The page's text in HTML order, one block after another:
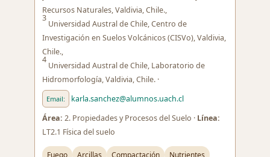
Recursos Naturales, Valdivia, Chile.,
3
Universidad Austral de Chile, Centro de
Investigación en Suelos Volcánicos (CISVo), Valdivia,
Chile.,
4
Universidad Austral de Chile, Laboratorio de
Hidromorfología, Valdivia, Chile. ·
Email:
karla.sanchez@alumnos.uach.cl
Área: 2. Propiedades y Procesos del Suelo · Línea:
LT2.1 Física del suelo